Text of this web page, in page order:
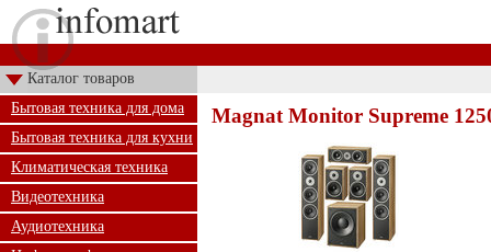
Каталог товаров
Бытовая техника для дома
Бытовая техника для кухни
Климатическая техника
Видеотехника
Аудиотехника
Magnat Monitor Supreme